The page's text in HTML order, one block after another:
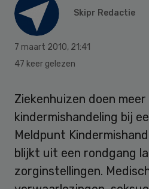
Skipr Redactie
7 maart 2010, 21:41
47 keer gelezen
Ziekenhuizen doen
kindermishandeling bij
Meldpunt
blijkt uit een rondgang
zorginstellingen.